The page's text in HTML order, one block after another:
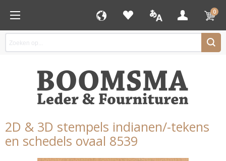
0
2D & 3D stempels indianen/-tekens
en schedels ovaal 8539